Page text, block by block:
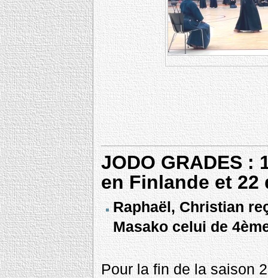
JODO GRADES :
en Finlande et 22
Raphaël, Christian
Masako celui de
Pour la fin de la saison